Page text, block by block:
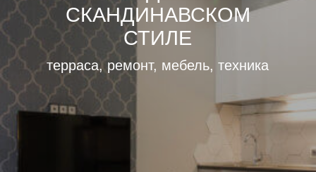
СКАНДИНАВСКОМ
СТИЛЕ
терраса, ремонт, мебель, техника